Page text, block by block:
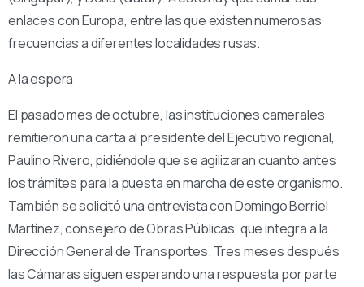
enlaces con Europa, entre las que existen numerosas
frecuencias a diferentes localidades rusas.
A la espera
El pasado mes de octubre, las instituciones camerales
remitieron una carta al presidente del Ejecutivo regional,
Paulino Rivero, pidiéndole que se agilizaran cuanto antes
los trámites para la puesta en marcha de este organismo.
También se solicitó una entrevista con Domingo Berriel
Martínez, consejero de Obras Públicas, que integra a la
Dirección General de Transportes. Tres meses después
las Cámaras siguen esperando una respuesta por parte